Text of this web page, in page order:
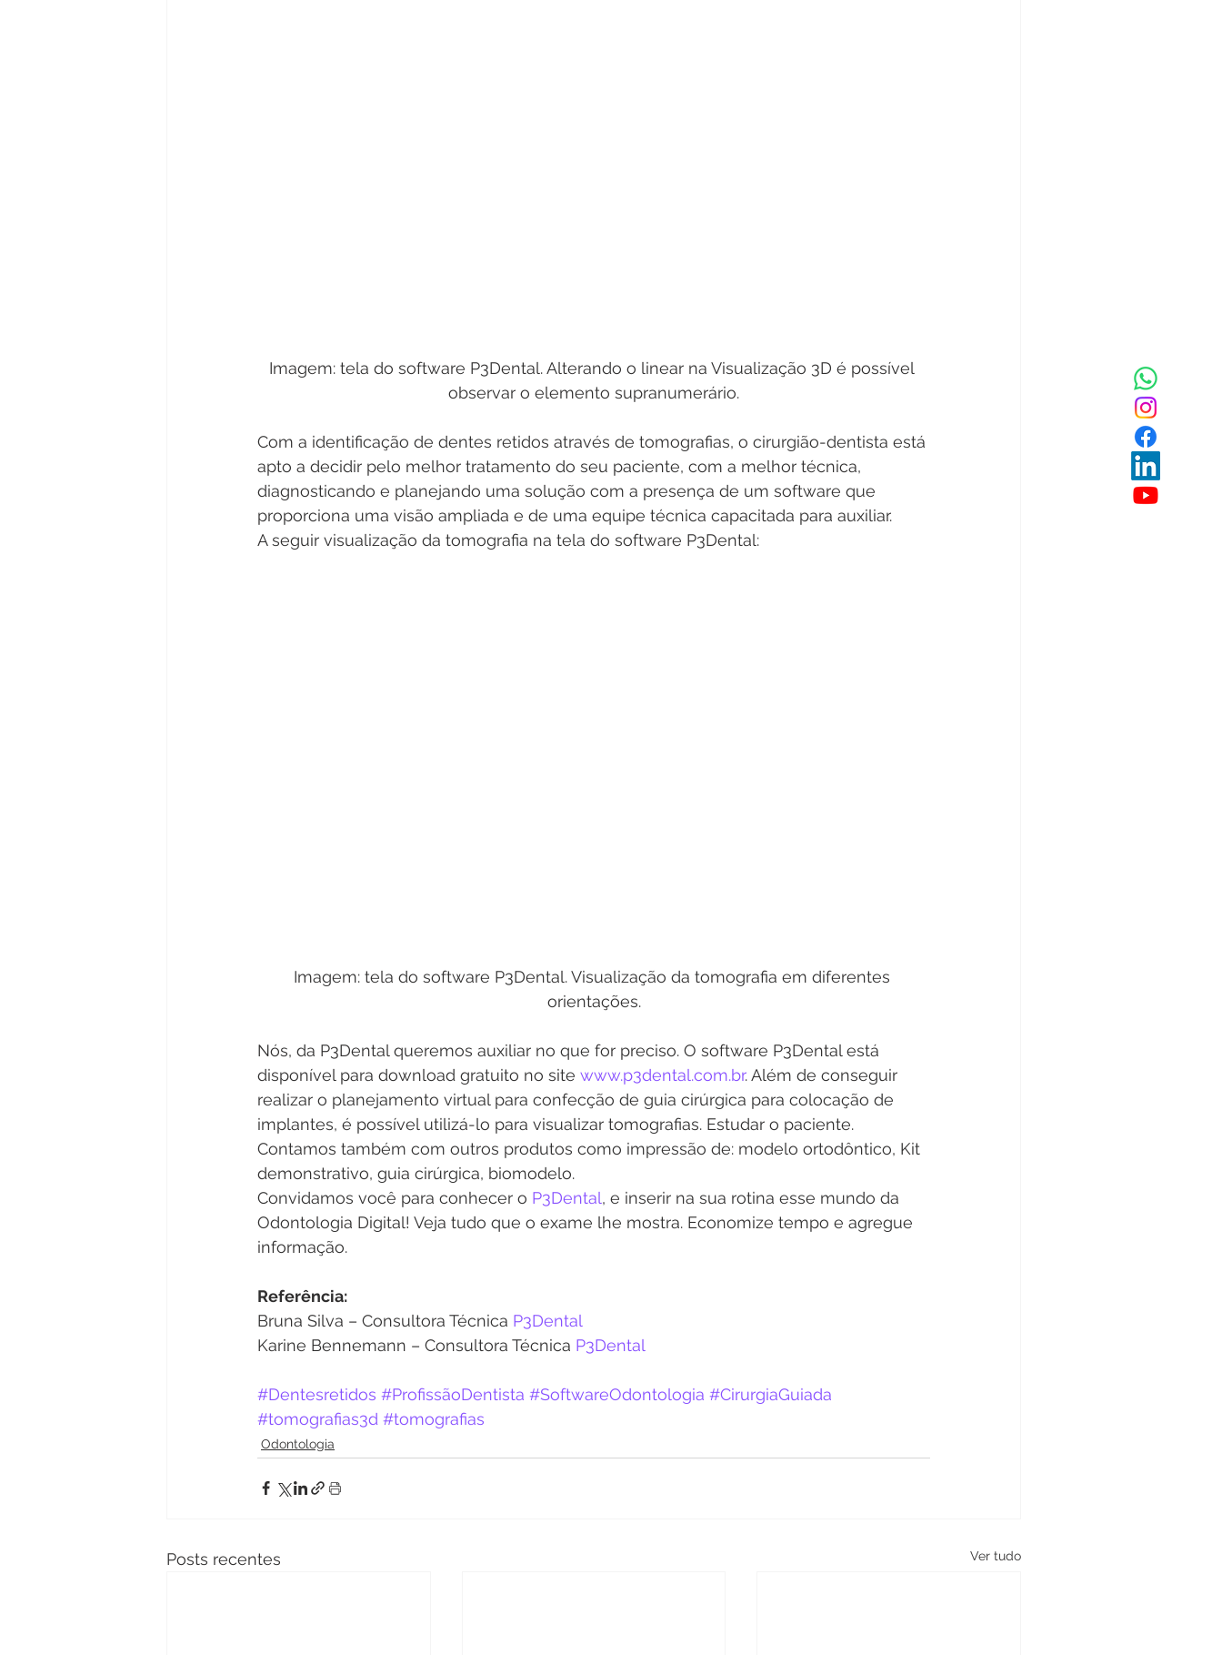
Imagem: tela do software P3Dental. Alterando o linear na Visualização 3D é possível
observar o elemento supranumerário.
Com a identificação de dentes retidos através de tomografias, o cirurgião-dentista está
apto a decidir pelo melhor tratamento do seu paciente, com a melhor técnica,
diagnosticando e planejando uma solução com a presença de um software que
proporciona uma visão ampliada e de uma equipe técnica capacitada para auxiliar.
A seguir visualização da tomografia na tela do software P3Dental:
Imagem: tela do software P3Dental. Visualização da tomografia em diferentes
orientações.
Nós, da P3Dental queremos auxiliar no que for preciso. O software P3Dental está
disponível para download gratuito no site www.p3dental.com.br. Além de conseguir
realizar o planejamento virtual para confecção de guia cirúrgica para colocação de
implantes, é possível utilizá-lo para visualizar tomografias. Estudar o paciente.
Contamos também com outros produtos como impressão de: modelo ortodôntico, Kit
demonstrativo, guia cirúrgica, biomodelo.
Convidamos você para conhecer o P3Dental, e inserir na sua rotina esse mundo da
Odontologia Digital! Veja tudo que o exame lhe mostra. Economize tempo e agregue
informação.
Referência:
Bruna Silva – Consultora Técnica P3Dental
Karine Bennemann – Consultora Técnica P3Dental
#Dentesretidos #ProfissãoDentista #SoftwareOdontologia #CirurgiaGuiada
#tomografias3d #tomografias
Odontologia
Posts recentes Ver tudo